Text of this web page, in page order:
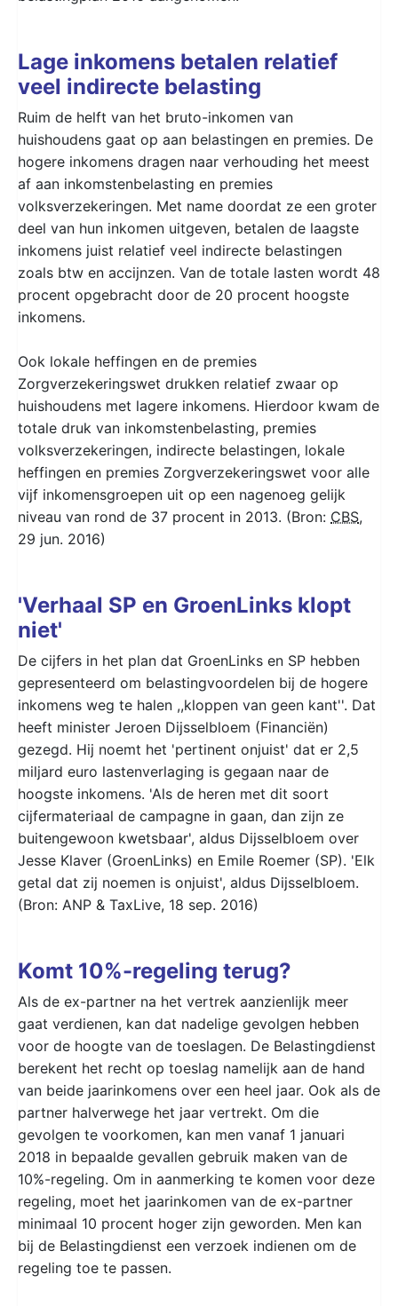
Lage inkomens betalen relatief
veel indirecte belasting
Ruim de helft van het bruto-inkomen van
huishoudens gaat op aan belastingen en premies. De
hogere inkomens dragen naar verhouding het meest
af aan inkomstenbelasting en premies
volksverzekeringen. Met name doordat ze een groter
deel van hun inkomen uitgeven, betalen de laagste
inkomens juist relatief veel indirecte belastingen
zoals btw en accijnzen. Van de totale lasten wordt 48
procent opgebracht door de 20 procent hoogste
inkomens.
Ook lokale heffingen en de premies
Zorgverzekeringswet drukken relatief zwaar op
huishoudens met lagere inkomens. Hierdoor kwam de
totale druk van inkomstenbelasting, premies
volksverzekeringen, indirecte belastingen, lokale
heffingen en premies Zorgverzekeringswet voor alle
vijf inkomensgroepen uit op een nagenoeg gelijk
niveau van rond de 37 procent in 2013. (Bron: CBS,
29 jun. 2016)
'Verhaal SP en GroenLinks klopt
niet'
De cijfers in het plan dat GroenLinks en SP hebben
gepresenteerd om belastingvoordelen bij de hogere
inkomens weg te halen ,,kloppen van geen kant''. Dat
heeft minister Jeroen Dijsselbloem (Financiën)
gezegd. Hij noemt het 'pertinent onjuist' dat er 2,5
miljard euro lastenverlaging is gegaan naar de
hoogste inkomens. 'Als de heren met dit soort
cijfermateriaal de campagne in gaan, dan zijn ze
buitengewoon kwetsbaar', aldus Dijsselbloem over
Jesse Klaver (GroenLinks) en Emile Roemer (SP). 'Elk
getal dat zij noemen is onjuist', aldus Dijsselbloem.
(Bron: ANP & TaxLive, 18 sep. 2016)
Komt 10%-regeling terug?
Als de ex-partner na het vertrek aanzienlijk meer
gaat verdienen, kan dat nadelige gevolgen hebben
voor de hoogte van de toeslagen. De Belastingdienst
berekent het recht op toeslag namelijk aan de hand
van beide jaarinkomens over een heel jaar. Ook als de
partner halverwege het jaar vertrekt. Om die
gevolgen te voorkomen, kan men vanaf 1 januari
2018 in bepaalde gevallen gebruik maken van de
10%-regeling. Om in aanmerking te komen voor deze
regeling, moet het jaarinkomen van de ex-partner
minimaal 10 procent hoger zijn geworden. Men kan
bij de Belastingdienst een verzoek indienen om de
regeling toe te passen.